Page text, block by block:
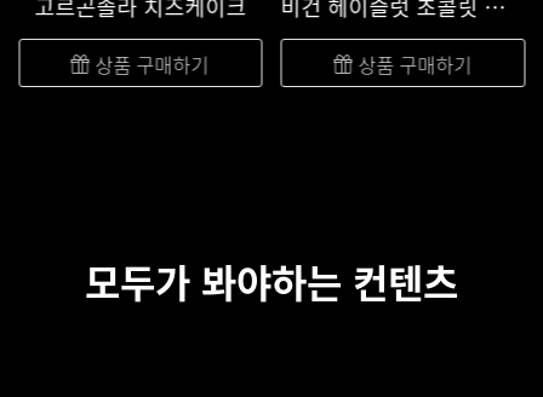
고르곤졸라 치즈케이크
상품 구매하기
비건 헤이즐럿 초콜릿 타르트
상품 구매하기
모두가 봐야하는 컨텐츠